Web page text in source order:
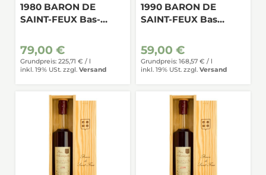
1980 BARON DE
SAINT-FEUX Bas-
79,00 €
Grundpreis: 225,71 € / l
inkl. 19% USt. zzgl. Versand
1990 BARON DE
SAINT-FEUX Bas
59,00 €
Grundpreis: 168,57 € / l
inkl. 19% USt. zzgl. Versand